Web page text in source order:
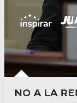
NO A LA